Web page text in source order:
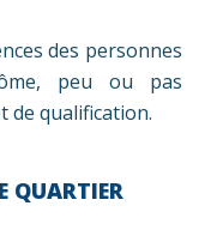
des personnes
peu ou pas
de qualification.
QUARTIER